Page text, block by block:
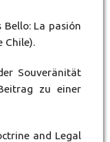
Bello: La pasión
Chile).
Souveränität
zu einer
and Legal